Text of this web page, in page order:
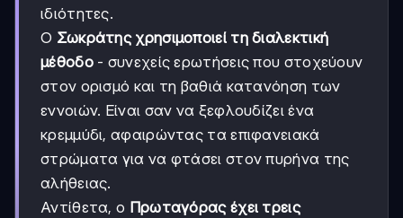
ιδιότητες.
Ο Σωκράτης χρησιμοποιεί τη διαλεκτική
μέθοδο- συνεχείς ερωτήσεις που στοχεύουν
στον ορισμό και τη βαθιά κατανόηση των
εννοιών. Είναι σαν να ξεφλουδίζει ένα
κρεμμύδι, αφαιρώντας τα επιφανειακά
στρώματα για να φτάσει στον πυρήνα της
αλήθειας.
Αντίθετα, ο Πρωταγόρας έχει τρεις